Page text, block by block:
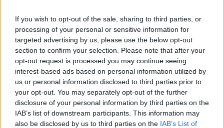
If you wish to opt-out of the sale, sharing to third parties, or
processing of your personal or sensitive information for
targeted advertising by us, please use the below opt-out
section to confirm your selection. Please note that after your
opt-out request is processed you may continue seeing
interest-based ads based on personal information utilized by
us or personal information disclosed to third parties prior to
your opt-out. You may separately opt-out of the further
disclosure of your personal information by third parties on the
IAB’s list of downstream participants. This information may
also be disclosed by us to third parties on the IAB’s List of
největších městech republiky.